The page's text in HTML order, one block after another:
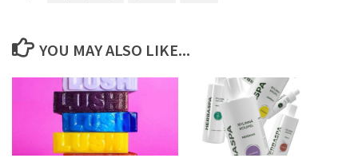
YOU MAY ALSO LIKE...